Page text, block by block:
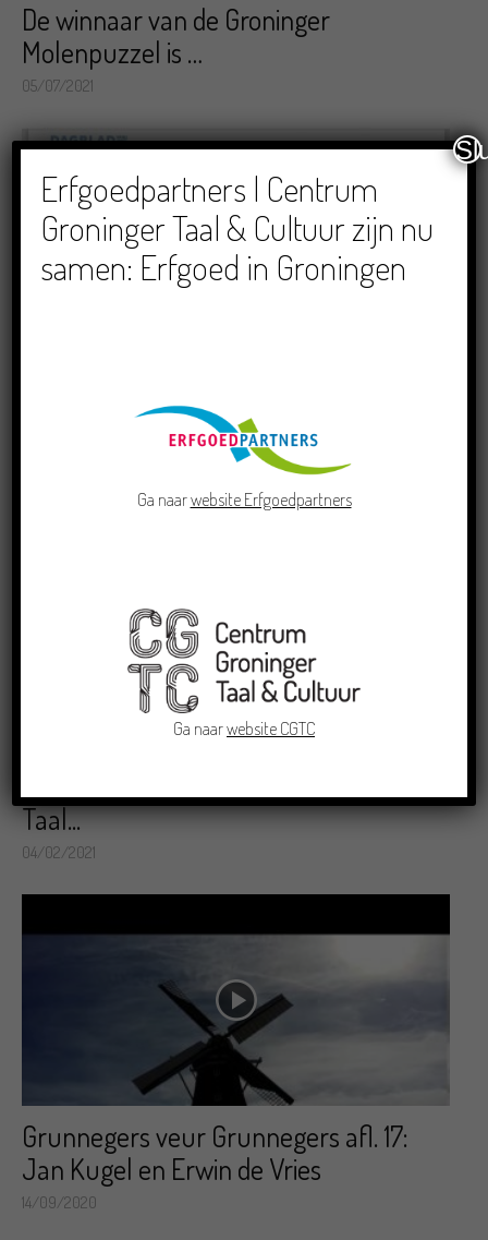
De winnaar van de Groninger
Molenpuzzel is …
05/07/2021
Maak de molenpuzzel en win een
molenpakket!
Taal...
04/02/2021
Grunnegers veur Grunnegers afl. 17:
Jan Kugel en Erwin de Vries
14/09/2020
Erfgoedpartners | Centrum
Groninger Taal & Cultuur zijn nu
samen: Erfgoed in Groningen
Ga naarwebsite Erfgoedpartners
Ga naarwebsite CGTC